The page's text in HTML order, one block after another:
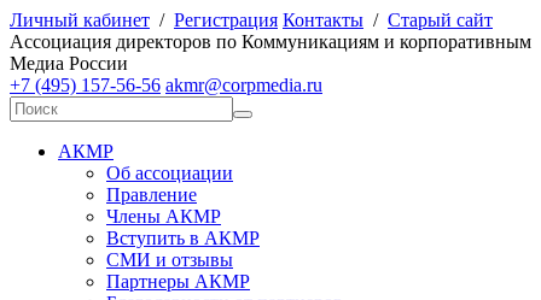
Личный кабинет / Регистрация Контакты / Старый сайт
Ассоциация директоров по Коммуникациям и корпоративным
Медиа России
+7 (495) 157-56-56 akmr@corpmedia.ru
АКМР
Об ассоциации
Правление
Члены АКМР
Вступить в АКМР
СМИ и отзывы
Партнеры АКМР